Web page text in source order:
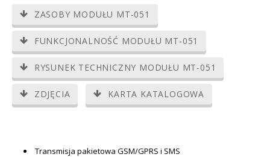
ZASOBY MODUŁU MT-051
FUNKCJONALNOŚĆ MODUŁU MT-051
RYSUNEK TECHNICZNY MODUŁU MT-051
ZDJĘCIA KARTA KATALOGOWA
Transmisja pakietowa GSM/GPRS i SMS